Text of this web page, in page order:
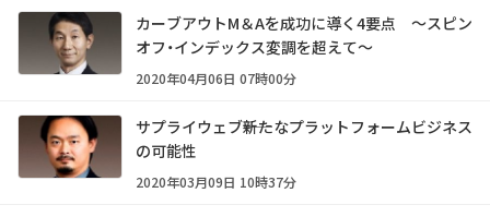
カーブアウトM＆Aを成功に導く4要点 ～スピン
オフ・インデックス変調を超えて～
2020年04月06日 07時00分
サプライウェブ――新たなプラットフォームビジネス
の可能性
2020年03月09日 10時37分